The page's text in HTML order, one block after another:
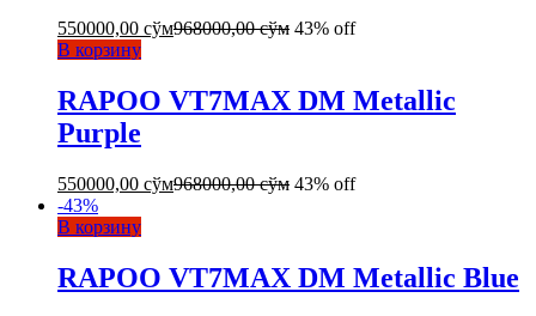
550000,00 сўм968000,00сўм 43% off
В корзину
RAPOO VT7MAX DM Metallic
Purple
550000,00 сўм968000,00сўм 43% off
-43%
В корзину
RAPOO VT7MAX DM Metallic Blue